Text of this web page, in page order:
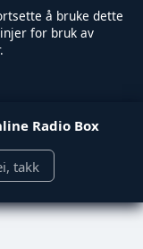
å bruke dette
for bruk av
Radio Box
takk